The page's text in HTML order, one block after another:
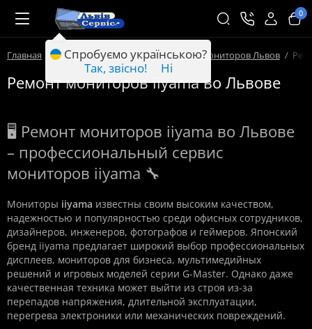
0
Главная Ремонт техники Львов Ремонт мониторов Львов
Ремонт мониторов iiyama во Львове
🖥️ Ремонт мониторов iiyama во Львове
– профессиональный сервис
мониторов iiyama 🔧
Мониторы iiyama известны своим высоким качеством,
надежностью и популярностью среди офисных сотрудников,
дизайнеров, инженеров, фотографов и геймеров. Японский
бренд iiyama предлагает широкий выбор профессиональных
дисплеев, мониторов для бизнеса, мультимедийных
решений и игровых моделей серии G-Master. Однако даже
качественная техника может выйти из строя из-за
перепадов напряжения, длительной эксплуатации,
перегрева электроники или механических повреждений.
Спробуємо українською?
Так, звісно!
Ні